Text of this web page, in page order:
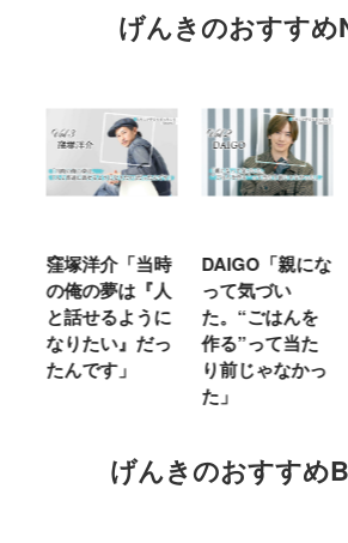
げんきのおすすめ
介「当時
夢は『人
るように
い』だっ
す」
DAIGO「親にな
って気づい
た。“ごはんを
作る”って当た
り前じゃなかっ
本上ま
「『助け
『でき
言えな
だった」
げんきのおすすめ